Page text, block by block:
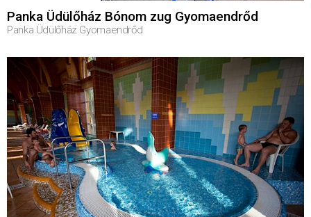
Panka Üdülőház Bónom zug Gyomaendrőd
Panka Üdülőház Gyomaendrőd